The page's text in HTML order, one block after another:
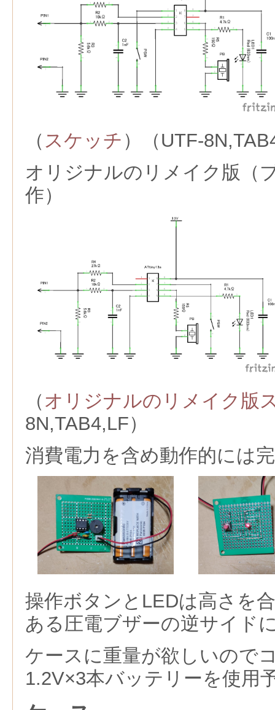
（ スケッチ ）（UTF-
オリジナルのリメイク版（
作）
（ オリジナルのリメイク版
8N,TAB4,LF）
消費電力を含め動作的には
操作ボタンとLEDは高さを
ある圧電ブザーの逆サイド
ケースに重量が欲しいので
1.2V×3本バッテリーを使用